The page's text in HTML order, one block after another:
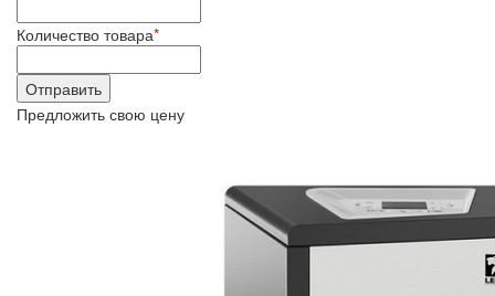
Количество товара*
Предложить свою цену